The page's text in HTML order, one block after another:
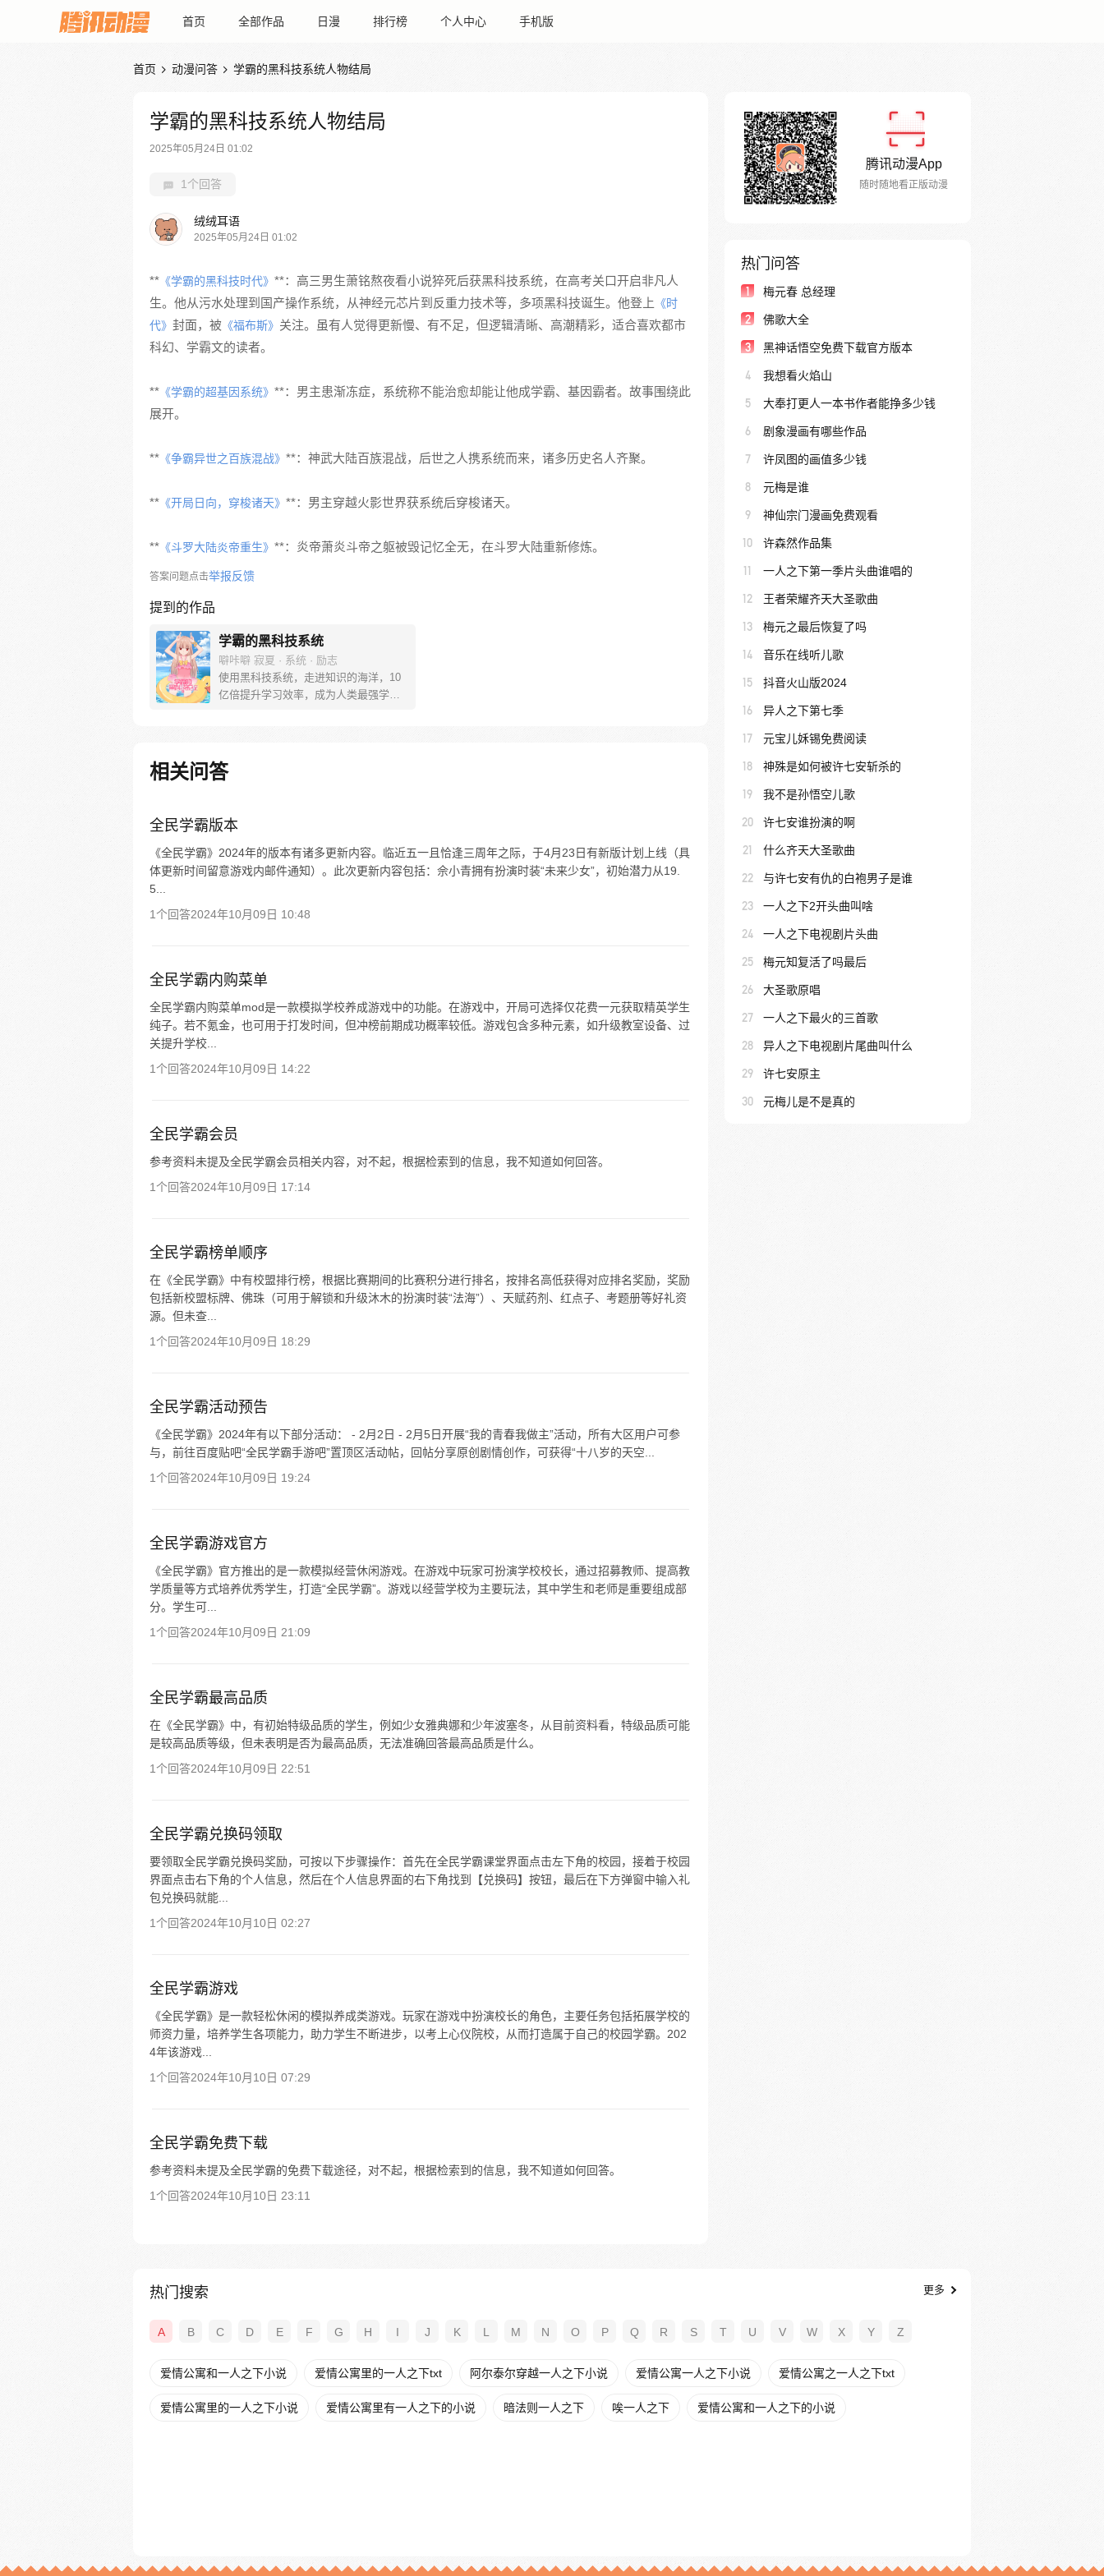
首页 全部作品 日漫 排行榜 个人中心 手机版
首页  动漫问答  学霸的黑科技系统人物结局
学霸的黑科技系统人物结局
2025年05月24日 01:02
1个回答
绒绒耳语
2025年05月24日 01:02
** 《学霸的黑科技时代》 **：高三男生萧铭熬夜看小说猝死后获黑科技系统，在高考关口开启非凡人
生。他从污水处理到国产操作系统，从神经元芯片到反重力技术等，多项黑科技诞生。他登上 《时
代》 封面，被 《福布斯》 关注。虽有人觉得更新慢、有不足，但逻辑清晰、高潮精彩，适合喜欢都市
科幻、学霸文的读者。
** 《学霸的超基因系统》 **：男主患渐冻症，系统称不能治愈却能让他成学霸、基因霸者。故事围绕此
展开。
** 《争霸异世之百族混战》 **：神武大陆百族混战，后世之人携系统而来，诸多历史名人齐聚。
** 《开局日向，穿梭诸天》 **：男主穿越火影世界获系统后穿梭诸天。
** 《斗罗大陆炎帝重生》 **：炎帝萧炎斗帝之躯被毁记忆全无，在斗罗大陆重新修炼。
答案问题点击举报反馈
提到的作品
学霸的黑科技系统
噼咔噼 寂夏 · 系统 · 励志
使用黑科技系统，走进知识的海洋，10
亿倍提升学习效率，成为人类最强学
相关问答
全民学霸版本
《全民学霸》2024年的版本有诸多更新内容。临近五一且恰逢三周年之际，于4月23日有新版计划上线（具
体更新时间留意游戏内邮件通知）。此次更新内容包括：佘小青拥有扮演时装“未来少女”，初始潜力从19.
5...
1个回答2024年10月09日 10:48
全民学霸内购菜单
全民学霸内购菜单mod是一款模拟学校养成游戏中的功能。在游戏中，开局可选择仅花费一元获取精英学生
纯子。若不氪金，也可用于打发时间，但冲榜前期成功概率较低。游戏包含多种元素，如升级教室设备、过
关提升学校...
1个回答2024年10月09日 14:22
全民学霸会员
参考资料未提及全民学霸会员相关内容，对不起，根据检索到的信息，我不知道如何回答。
1个回答2024年10月09日 17:14
全民学霸榜单顺序
在《全民学霸》中有校盟排行榜，根据比赛期间的比赛积分进行排名，按排名高低获得对应排名奖励，奖励
包括新校盟标牌、佛珠（可用于解锁和升级沐木的扮演时装“法海”）、天赋药剂、红点子、考题册等好礼资
源。但未查...
1个回答2024年10月09日 18:29
全民学霸活动预告
《全民学霸》2024年有以下部分活动： - 2月2日 - 2月5日开展“我的青春我做主”活动，所有大区用户可参
与，前往百度贴吧“全民学霸手游吧”置顶区活动帖，回帖分享原创剧情创作，可获得“十八岁的天空...
1个回答2024年10月09日 19:24
全民学霸游戏官方
《全民学霸》官方推出的是一款模拟经营休闲游戏。在游戏中玩家可扮演学校校长，通过招募教师、提高教
学质量等方式培养优秀学生，打造“全民学霸”。游戏以经营学校为主要玩法，其中学生和老师是重要组成部
分。学生可...
1个回答2024年10月09日 21:09
全民学霸最高品质
在《全民学霸》中，有初始特级品质的学生，例如少女雅典娜和少年波塞冬，从目前资料看，特级品质可能
是较高品质等级，但未表明是否为最高品质，无法准确回答最高品质是什么。
1个回答2024年10月09日 22:51
全民学霸兑换码领取
要领取全民学霸兑换码奖励，可按以下步骤操作：首先在全民学霸课堂界面点击左下角的校园，接着于校园
界面点击右下角的个人信息，然后在个人信息界面的右下角找到【兑换码】按钮，最后在下方弹窗中输入礼
包兑换码就能...
1个回答2024年10月10日 02:27
全民学霸游戏
《全民学霸》是一款轻松休闲的模拟养成类游戏。玩家在游戏中扮演校长的角色，主要任务包括拓展学校的
师资力量，培养学生各项能力，助力学生不断进步，以考上心仪院校，从而打造属于自己的校园学霸。202
4年该游戏...
1个回答2024年10月10日 07:29
全民学霸免费下载
参考资料未提及全民学霸的免费下载途径，对不起，根据检索到的信息，我不知道如何回答。
1个回答2024年10月10日 23:11
腾讯动漫App
随时随地看正版动漫
热门问答
1 梅元春 总经理
2 佛歌大全
3 黑神话悟空免费下载官方版本
4 我想看火焰山
5 大奉打更人一本书作者能挣多少钱
6 剧象漫画有哪些作品
7 许凤图的画值多少钱
8 元梅是谁
9 神仙宗门漫画免费观看
10 许森然作品集
11 一人之下第一季片头曲谁唱的
12 王者荣耀齐天大圣歌曲
13 梅元之最后恢复了吗
14 音乐在线听儿歌
15 抖音火山版2024
16 异人之下第七季
17 元宝儿姀锡免费阅读
18 神殊是如何被许七安斩杀的
19 我不是孙悟空儿歌
20 许七安谁扮演的啊
21 什么齐天大圣歌曲
22 与许七安有仇的白袍男子是谁
23 一人之下2开头曲叫啥
24 一人之下电视剧片头曲
25 梅元知复活了吗最后
26 大圣歌原唱
27 一人之下最火的三首歌
28 异人之下电视剧片尾曲叫什么
29 许七安原主
30 元梅儿是不是真的
热门搜索 更多
A B C D E F G H I J K L M N O P Q R S T U V W X Y Z
爱情公寓和一人之下小说 爱情公寓里的一人之下txt 阿尔泰尔穿越一人之下小说 爱情公寓一人之下小说 爱情公寓之一人之下txt
爱情公寓里的一人之下小说 爱情公寓里有一人之下的小说 暗法则一人之下 唉一人之下 爱情公寓和一人之下的小说